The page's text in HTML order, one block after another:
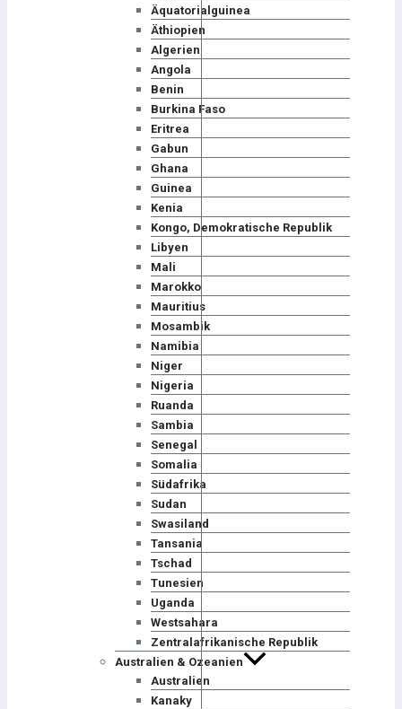
Äquatorialguinea
Äthiopien
Algerien
Angola
Benin
Burkina Faso
Eritrea
Gabun
Ghana
Guinea
Kenia
Kongo, Demokratische Republik
Libyen
Mali
Marokko
Mauritius
Mosambik
Namibia
Niger
Nigeria
Ruanda
Sambia
Senegal
Somalia
Südafrika
Sudan
Swasiland
Tansania
Tschad
Tunesien
Uganda
Westsahara
Zentralafrikanische Republik
Australien & Ozeanien
Australien
Kanaky